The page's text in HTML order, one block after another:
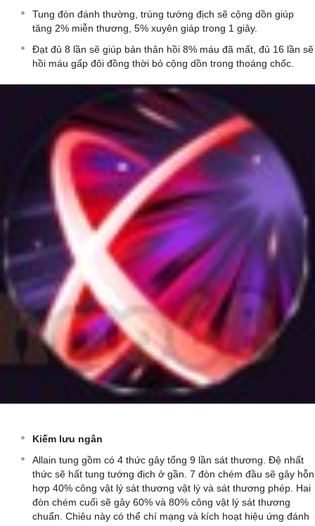
Tung đòn đánh thường, trúng tướng địch sẽ cộng dồn giúp
tăng 2% miễn thương, 5% xuyên giáp trong 1 giây.
Đạt đủ 8 lần sẽ giúp bản thân hồi 8% máu đã mất, đủ 16 lần sẽ
hồi máu gấp đôi đồng thời bỏ cộng dồn trong thoáng chốc.
Kiếm lưu ngân
Allain tung gồm có 4 thức gây tổng 9 lần sát thương. Đệ nhất
thức sẽ hất tung tướng địch ở gần. 7 đòn chém đầu sẽ gây hỗn
hợp 40% công vật lý sát thương vật lý và sát thương phép. Hai
đòn chém cuối sẽ gây 60% và 80% công vật lý sát thương
chuẩn. Chiêu này có thể chí mạng và kích hoạt hiệu ứng đánh